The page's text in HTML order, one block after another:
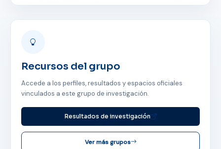
Recursos del grupo
Accede a los perfiles, resultados y espacios oficiales
vinculados a este grupo de investigación.
Resultados de investigación
Ver más grupos